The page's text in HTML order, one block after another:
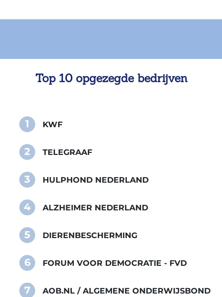
Top 10 opgezegde bedrijven
1 KWF
2 TELEGRAAF
3 HULPHOND NEDERLAND
4 ALZHEIMER NEDERLAND
5 DIERENBESCHERMING
6 FORUM VOOR DEMOCRATIE - FVD
7 AOB.NL / ALGEMENE ONDERWIJSBOND